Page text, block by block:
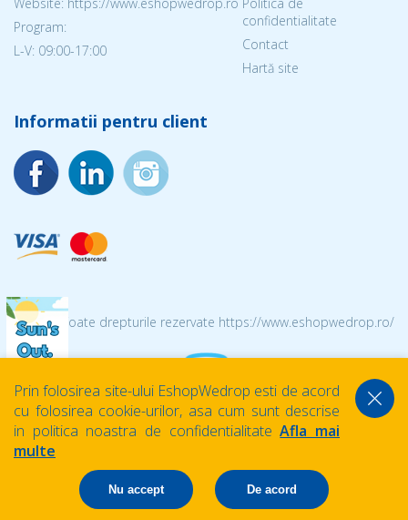
Program:
L-V: 09:00-17:00
confidentialitate
Contact
Hartă site
Informatii pentru client
© 2026 Toate drepturile rezervate https://www.eshopwedrop.ro/
Prin folosirea site-ului EshopWedrop esti de acord
cu folosirea cookie-urilor, asa cum sunt descrise
in politica noastra de confidentialitateAfla mai
multe
Nu accept De acord